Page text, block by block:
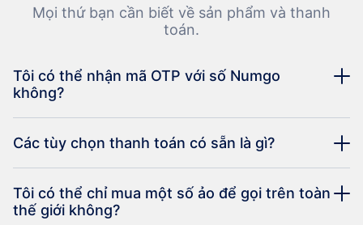
Mọi thứ bạn cần biết về sản phẩm và thanh
toán.
Tôi có thể nhận mã OTP với số Numgo
không?
Các tùy chọn thanh toán có sẵn là gì?
Tôi có thể chỉ mua một số ảo để gọi trên toàn
thế giới không?